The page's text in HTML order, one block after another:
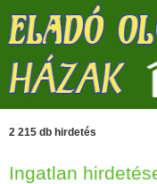
2 215 db hirdetés
Ingatlan